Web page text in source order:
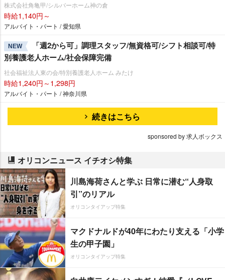
株式会社角亀甲/シルバーホーム神の倉
時給1,140円～
アルバイト・パート / 愛知県
NEW
「週2から可」調理スタッフ/無資格可/シフト相談可/特
別養護老人ホーム/社会保障完備
社会福祉法人東の会/特別養護老人ホーム みたけ
時給1,240円～1,298円
アルバイト・パート / 神奈川県
続きはこちら
sponsored by 求人ボックス
オリコンニュース イチオシ特集
川島海荷さんと学ぶ 日常に潜む“人身取
引”のリアル
オリコンタイアップ特集
マクドナルドが40年にわたり支える「小学
生の甲子園」
オリコンタイアップ特集